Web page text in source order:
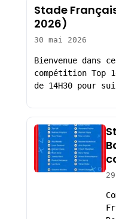
Stade
2026)
30 mai 2026
Bienvenue dans
compétition Top
de 14H30 pour